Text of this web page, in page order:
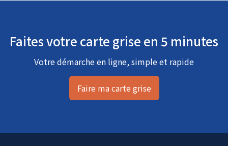
Faites votre carte grise en 5 minutes
Votre démarche en ligne, simple et rapide
Faire ma carte grise